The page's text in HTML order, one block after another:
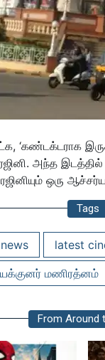
‘கண்டக்டராக
அந்த இடத்தில்
ஒரு
Tags
latest
மணிரத்னம்
From Around